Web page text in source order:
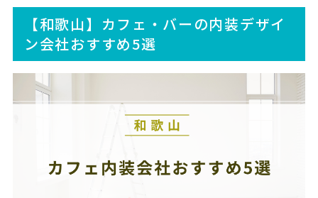
【和歌山】カフェ・バーの内装デザイ
ン会社おすすめ5選